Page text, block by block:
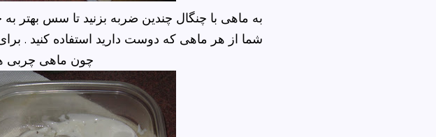
به ماهی با چنگال چندین ضربه بزنید تا سس بهتر
شما از هر ماهی که دوست دارید استفاده کنید .